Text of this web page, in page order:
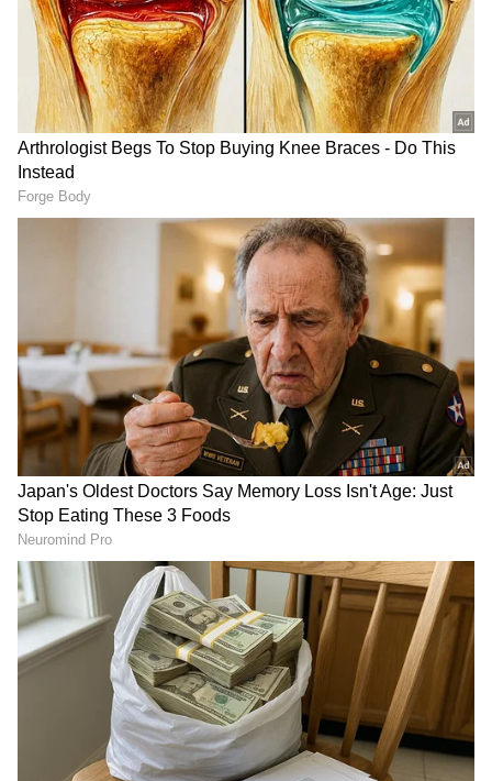
Image Credit :X
Meta 78 ಸಾವಿರ ಉದ್ಯೋಗಿಗಳಲ್ಲಿ ಶೇ.10ರಷ್ಟು ಹೊರಗೆ!
ಮೆಟಾದ ಒಟ್ಟು 78 ಸಾವಿರ ಸಿಬ್ಬಂದಿಯಲ್ಲಿ ಸುಮಾರು
ಶೇ.10ರಷ್ಟು ಜನರಿಗೆ ಗೇಟ್‌ಪಾಸ್‌ ನೀಡಲಾಗುತ್ತಿದೆ. ಕಂಪನಿಯ
ಪುನರ್‌ವ್ಯವಸ್ಥೆ ಹಾಗೂ ವೆಚ್ಚ ಕಡಿತದ ಭಾಗವಾಗಿ ಈ ನಿರ್ಧಾರ
ಕೈಗೊಳ್ಳಲಾಗಿದೆ ಎನ್ನಲಾಗಿದೆ.
Related Articles